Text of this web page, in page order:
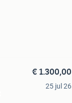
€ 1.300,00
25 jul 26